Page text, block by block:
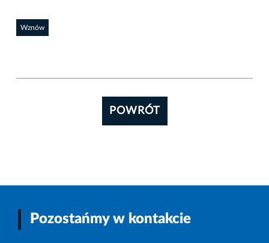
Wznów
POWRÓT
Pozostańmy w kontakcie